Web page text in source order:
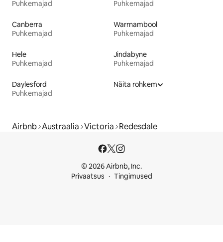
Puhkemajad Puhkemajad
Canberra
Puhkemajad
Warrnambool
Puhkemajad
Hele
Puhkemajad
Jindabyne
Puhkemajad
Daylesford
Puhkemajad
Näita rohkem
Airbnb Austraalia Victoria Redesdale
© 2026 Airbnb, Inc.
Privaatsus
Tingimused